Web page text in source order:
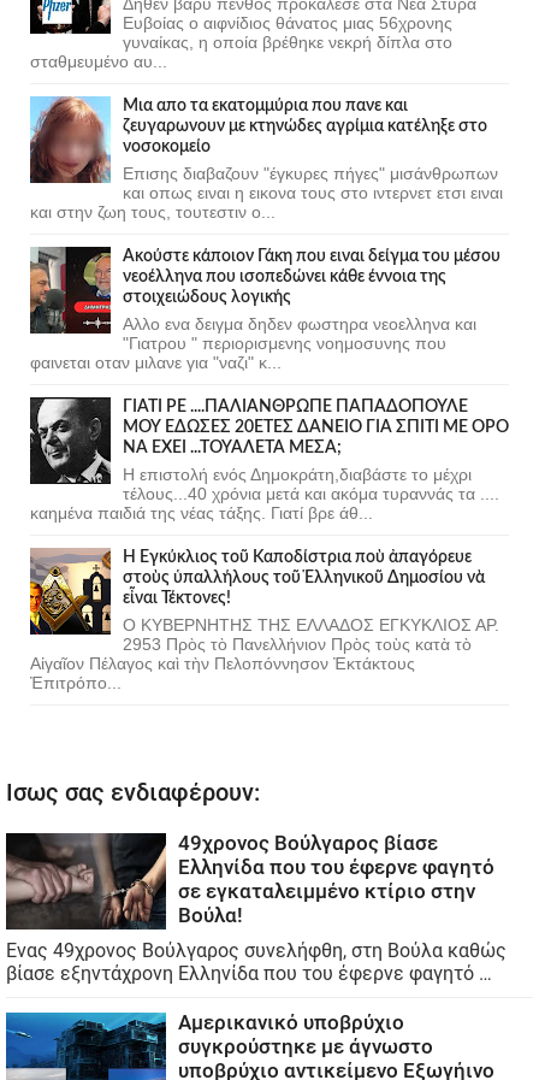
Ευβοίας ο αιφνίδιος θάνατος μιας 56χρονης
γυναίκας, η οποία βρέθηκε νεκρή δίπλα στο
σταθμευμένο αυ...
Μια απο τα εκατομμύρια που πανε και
ζευγαρωνουν με κτηνώδες αγρίμια κατέληξε στο
νοσοκομείο
Επισης διαβαζουν "έγκυρες πήγες" μισάνθρωπων
και οπως ειναι η εικονα τους στο ιντερνετ ετσι ειναι
και στην ζωη τους, τουτεστιν ο...
Ακούστε κάποιον Γάκη που ειναι δείγμα του μέσου
νεοέλληνα που ισοπεδώνει κάθε έννοια της
στοιχειώδους λογικής
Αλλο ενα δειγμα δηδεν φωστηρα νεοελληνα και
"Γιατρου " περιορισμενης νοημοσυνης που
φαινεται οταν μιλανε για "ναζι" κ...
ΓΙΑΤΙ ΡΕ ....ΠΑΛΙΑΝΘΡΩΠΕ ΠΑΠΑΔΟΠΟΥΛΕ
ΜΟΥ ΕΔΩΣΕΣ 20ΕΤΕΣ ΔΑΝΕΙΟ ΓΙΑ ΣΠΙΤΙ ΜΕ ΟΡΟ
ΝΑ ΕΧΕΙ ...ΤΟΥΑΛΕΤΑ ΜΕΣΑ;
Η επιστολή ενός Δημοκράτη,διαβάστε το μέχρι
τέλους...40 χρόνια μετά και ακόμα τυραννάς τα ....
καημένα παιδιά της νέας τάξης. Γιατί βρε άθ...
Ἡ Ἐγκύκλιος τοῦ Καποδίστρια ποὺ ἀπαγόρευε
στοὺς ὑπαλλήλους τοῦ Ἑλληνικοῦ Δημοσίου νὰ
εἶναι Τέκτονες!
Ο ΚΥΒΕΡΝΗΤΗΣ ΤΗΣ ΕΛΛΑΔΟΣ ΕΓΚΥΚΛΙΟΣ ΑΡ.
2953 Πρὸς τὸ Πανελλήνιον Πρὸς τοὺς κατὰ τὸ
Αἰγαῖον Πέλαγος καὶ τὴν Πελοπόννησον Ἐκτάκτους
Ἐπιτρόπο...